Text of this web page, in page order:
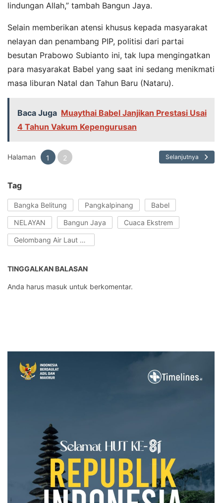
lindungan Allah,” tambah Bangun Jaya.
Selain memberikan atensi khusus kepada masyarakat
nelayan dan penambang PIP, politisi dari partai
besutan Prabowo Subianto ini, tak lupa mengingatkan
para masyarakat Babel yang saat ini sedang menikmati
masa liburan Natal dan Tahun Baru (Nataru).
Baca Juga Muaythai Babel Janjikan Prestasi Usai
4 Tahun Vakum Kepengurusan
Halaman 1 2 Selanjutnya
Tag
Bangka Belitung Pangkalpinang Babel
NELAYAN Bangun Jaya Cuaca Ekstrem
Gelombang Air Laut Tinggi
TINGGALKAN BALASAN
Anda harus masuk untuk berkomentar.